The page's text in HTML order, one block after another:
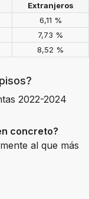
Extranjeros
6,11 %
7,73 %
8,52 %
2022-2024
concreto?
al que más